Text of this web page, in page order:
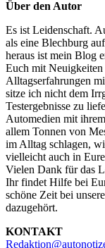
Über den Autor
Es ist Leidenschaft.
als eine Blechburg
heraus ist mein Blog
Euch mit
Alltagserfahrungen
sitze ich nicht dem
Testergebnisse zu
Automedien mit
allem Tonnen von
im Alltag schlagen,
vielleicht auch in
Vielen Dank für das
Ihr findet Hilfe bei
schöne Zeit bei
dazugehört.
KONTAKT